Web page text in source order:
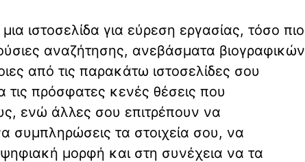
ιστοσελίδα για εύρεση εργασίας, τόσο πιο
αναζήτησης, ανεβάσματα βιογραφικών
από τις παρακάτω ιστοσελίδες σου
τις πρόσφατες κενές θέσεις που
ενώ άλλες σου επιτρέπουν να
συμπληρώσεις τα στοιχεία σου, να
μορφή και στη συνέχεια να τα